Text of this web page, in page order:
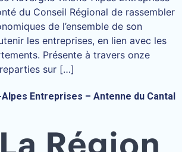
du Conseil Régional de rassembler
de l’ensemble de son
les entreprises, en lien avec les
Présente à travers onze
sur […]
Entreprises – Antenne du Cantal